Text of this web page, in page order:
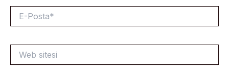
Posta*
sitesi